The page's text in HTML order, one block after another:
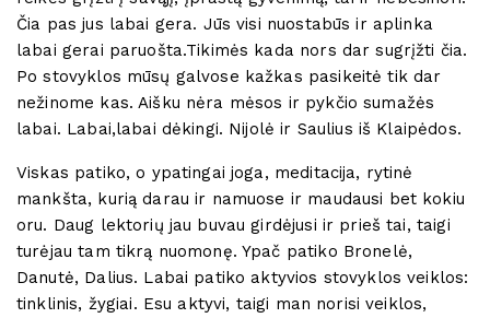
Čia pas jus labai gera. Jūs visi nuostabūs ir aplinka
labai gerai paruošta.Tikimės kada nors dar sugrįžti čia.
Po stovyklos mūsų galvose kažkas pasikeitė tik dar
nežinome kas. Aišku nėra mėsos ir pykčio sumažės
labai. Labai,labai dėkingi. Nijolė ir Saulius iš Klaipėdos.
Viskas patiko, o ypatingai joga, meditacija, rytinė
mankšta, kurią darau ir namuose ir maudausi bet kokiu
oru. Daug lektorių jau buvau girdėjusi ir prieš tai, taigi
turėjau tam tikrą nuomonę. Ypač patiko Bronelė,
Danutė, Dalius. Labai patiko aktyvios stovyklos veiklos:
tinklinis, žygiai. Esu aktyvi, taigi man norisi veiklos,